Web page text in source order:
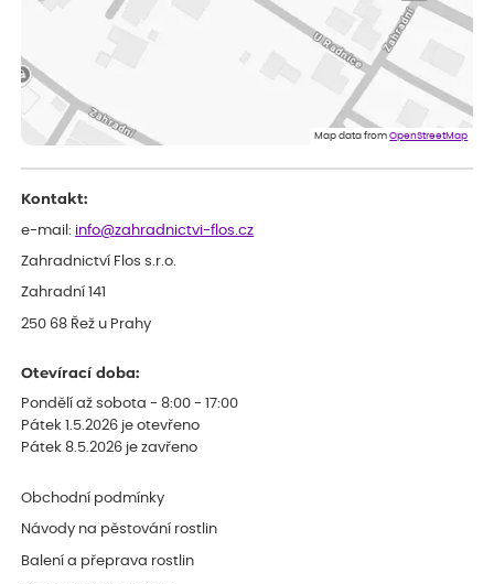
ověřený nákup dnes
Jana
Flos je nejlepší &#129321;
Map data fromOpenStreetMap
Kontakt:
e-mail: info@zahradnictvi-flos.cz
Zahradnictví Flos s.r.o.
Zahradní 141
250 68 Řež u Prahy
Otevírací doba:
Pondělí až sobota - 8:00 - 17:00
Pátek 1.5.2026 je otevřeno
Pátek 8.5.2026 je zavřeno
Obchodní podmínky
Návody na pěstování rostlin
Balení a přeprava rostlin